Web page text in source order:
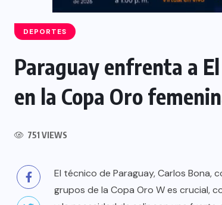
DEPORTES
Paraguay enfrenta a
en la Copa Oro
751 VIEWS
El técnico de Paraguay, Carlos Bona,
grupos de la Copa Oro W es crucial,
INTERNACIONAL
6 AGOSTO, 2026